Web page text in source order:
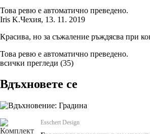
Това ревю е автоматично преведено.
Iris K.Чехия, 13. 11. 2019
Красива, но за съжаление ръждясва при
Това ревю е автоматично преведено.
всички прегледи (35)
Вдъхновете се
Esschert Design